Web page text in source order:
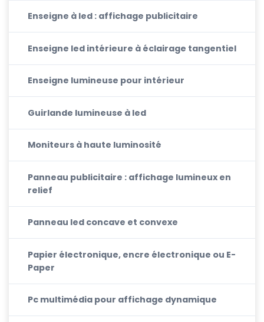
Enseigne à led : affichage publicitaire
Enseigne led intérieure à éclairage tangentiel
Enseigne lumineuse pour intérieur
Guirlande lumineuse à led
Moniteurs à haute luminosité
Panneau publicitaire : affichage lumineux en
relief
Panneau led concave et convexe
Papier électronique, encre électronique ou E-
Paper
Pc multimédia pour affichage dynamique